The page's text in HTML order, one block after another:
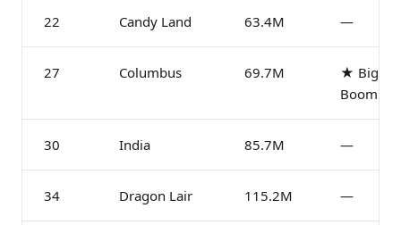
22 Candy Land 63.4M —
27 Columbus 69.7M
★ Big
Boom
30 India 85.7M —
34 Dragon Lair 115.2M —